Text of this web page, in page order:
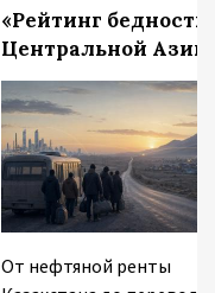
«Рейтинг
Центральной Азии
От нефтяной ренты